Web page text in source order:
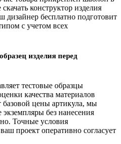
конструктор изделия
дизайнер бесплатно подготовит
с учетом всех
изделия перед
тестовые образцы
качества материалов
цены артикула, мы
без нанесения
Точные условия
проект оперативно согласует